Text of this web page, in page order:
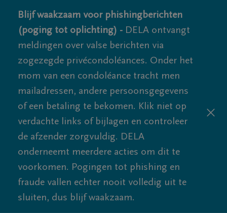
Blijf waakzaam voor phishingberichten
(poging tot oplichting) - DELA ontvangt
meldingen over valse berichten via
zogezegde privécondoléances. Onder het
mom van een condoléance tracht men
mailadressen, andere persoonsgegevens
of een betaling te bekomen. Klik niet op
verdachte links of bijlagen en controleer
de afzender zorgvuldig. DELA
onderneemt meerdere acties om dit te
voorkomen. Pogingen tot phishing en
fraude vallen echter nooit volledig uit te
sluiten, dus blijf waakzaam.